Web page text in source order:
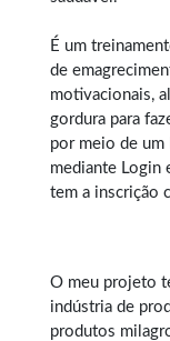
É um
de
motivacionais,
gordura para
por meio de
mediante Login
tem a inscrição
O meu projeto
indústria de
produtos